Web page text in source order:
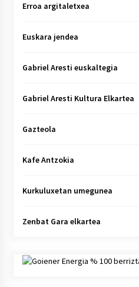
Erroa argitaletxea
Euskara jendea
Gabriel Aresti euskaltegia
Gabriel Aresti Kultura Elkartea
Gazteola
Kafe Antzokia
Kurkuluxetan umegunea
Zenbat Gara elkartea